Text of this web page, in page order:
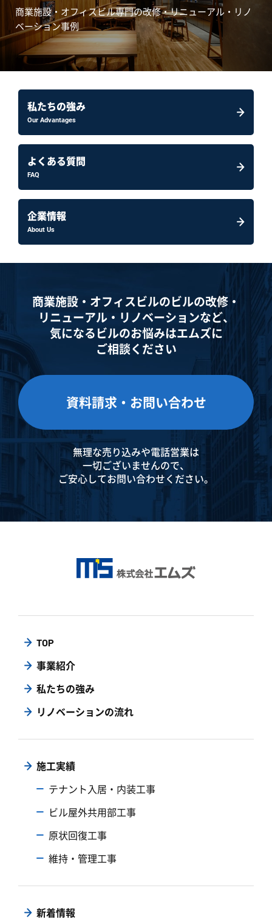
商業施設・オフィスビル専門の改修・リニューアル・リノ
ベーション事例
私たちの強み
Our Advantages
よくある質問
FAQ
企業情報
About Us
商業施設・オフィスビルのビルの改修・
リニューアル・ リノベーションなど、
気になるビルのお悩みはエムズに
ご相談ください
資料請求・お問い合わせ
無理な売り込みや電話営業は
一切ございませんので、
ご安心してお問い合わせください。
TOP
事業紹介
私たちの強み
リノベーションの流れ
施工実績
テナント入居・内装工事
ビル屋外共用部工事
原状回復工事
維持・管理工事
新着情報